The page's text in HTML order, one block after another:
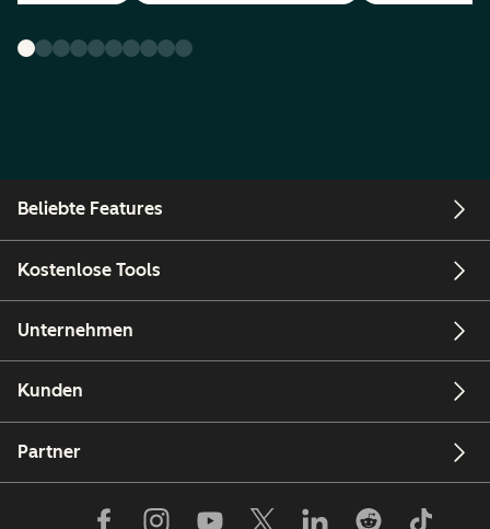
Beliebte Features
Kostenlose Tools
Unternehmen
Kunden
Partner